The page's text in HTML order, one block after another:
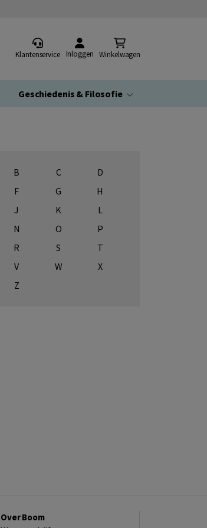
Klantenservice Inloggen Winkelwagen
Geschiedenis & Filosofie
B C
D
F G
H
J K
L
N O
P
R S
T
V W
X
Z
Over Boom